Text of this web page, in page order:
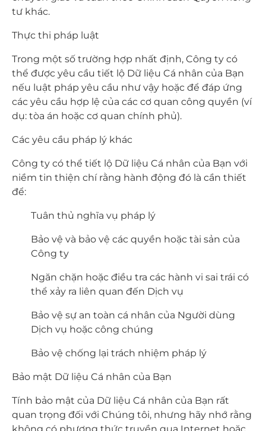
tư khác.
Thực thi pháp luật
Trong một số trường hợp nhất định, Công ty có
thể được yêu cầu tiết lộ Dữ liệu Cá nhân của Bạn
nếu luật pháp yêu cầu như vậy hoặc để đáp ứng
các yêu cầu hợp lệ của các cơ quan công quyền (ví
dụ: tòa án hoặc cơ quan chính phủ).
Các yêu cầu pháp lý khác
Công ty có thể tiết lộ Dữ liệu Cá nhân của Bạn với
niềm tin thiện chí rằng hành động đó là cần thiết
để:
Tuân thủ nghĩa vụ pháp lý
Bảo vệ và bảo vệ các quyền hoặc tài sản của
Công ty
Ngăn chặn hoặc điều tra các hành vi sai trái có
thể xảy ra liên quan đến Dịch vụ
Bảo vệ sự an toàn cá nhân của Người dùng
Dịch vụ hoặc công chúng
Bảo vệ chống lại trách nhiệm pháp lý
Bảo mật Dữ liệu Cá nhân của Bạn
Tính bảo mật của Dữ liệu Cá nhân của Bạn rất
quan trọng đối với Chúng tôi, nhưng hãy nhớ rằng